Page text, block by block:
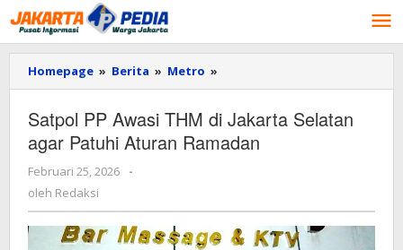
Lewati
ke
konten
Homepage » Berita » Metro »
PP
THM
di
Patuhi
Aturan
Ramadan
Satpol PP Awasi THM di Jakarta Selatan
agar Patuhi Aturan Ramadan
Februari 25, 2026
oleh
-
oleh Redaksi